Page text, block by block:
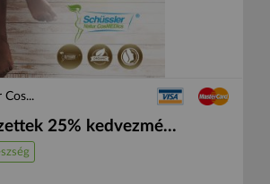
Cos...
25% kedvezmé...